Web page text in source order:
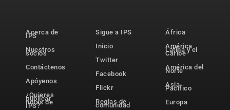
Acerca de
IPS
Nuestros
socios
Contáctenos
Apóyenos
¿Quieres
publicar
notas de
IPS?
Sigue a IPS
Inicio
Twitter
Facebook
Flickr
Reglas de
comunidad
África
América
Latina y el
Caribe
América del
Norte
Asia-
Pacífico
Europa